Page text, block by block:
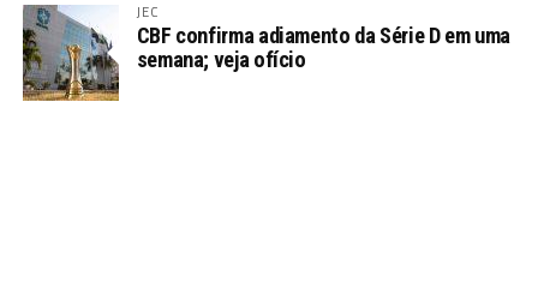
JEC
CBF confirma adiamento da Série D em uma
semana; veja ofício